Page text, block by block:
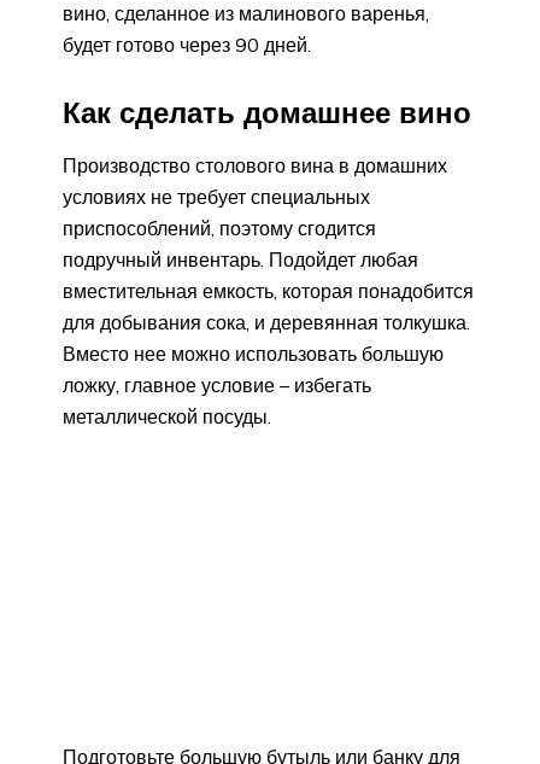
вино, сделанное из малинового варенья,
будет готово через 90 дней.
Как сделать домашнее вино
Производство столового вина в домашних
условиях не требует специальных
приспособлений, поэтому сгодится
подручный инвентарь. Подойдет любая
вместительная емкость, которая понадобится
для добывания сока, и деревянная толкушка.
Вместо нее можно использовать большую
ложку, главное условие – избегать
металлической посуды.
Подготовьте большую бутыль или банку для